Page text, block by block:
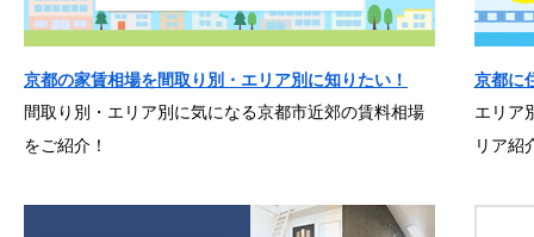
京都の家賃相場を間取り別・エリア別に知りたい！
間取り別・エリア別に気になる京都市近郊の賃料相場
をご紹介！
京都に
エリア
リア紹